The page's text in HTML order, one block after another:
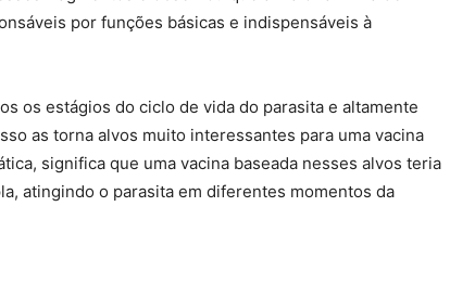
por funções básicas e indispensáveis à
os estágios do ciclo de vida do parasita e altamente
as torna alvos muito interessantes para uma vacina
significa que uma vacina baseada nesses alvos teria
atingindo o parasita em diferentes momentos da